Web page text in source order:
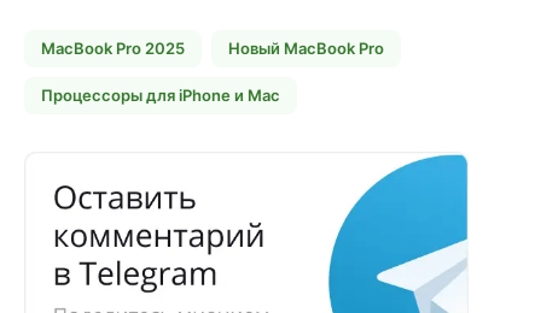
MacBook Pro 2025 Новый MacBook Pro
Процессоры для iPhone и Mac